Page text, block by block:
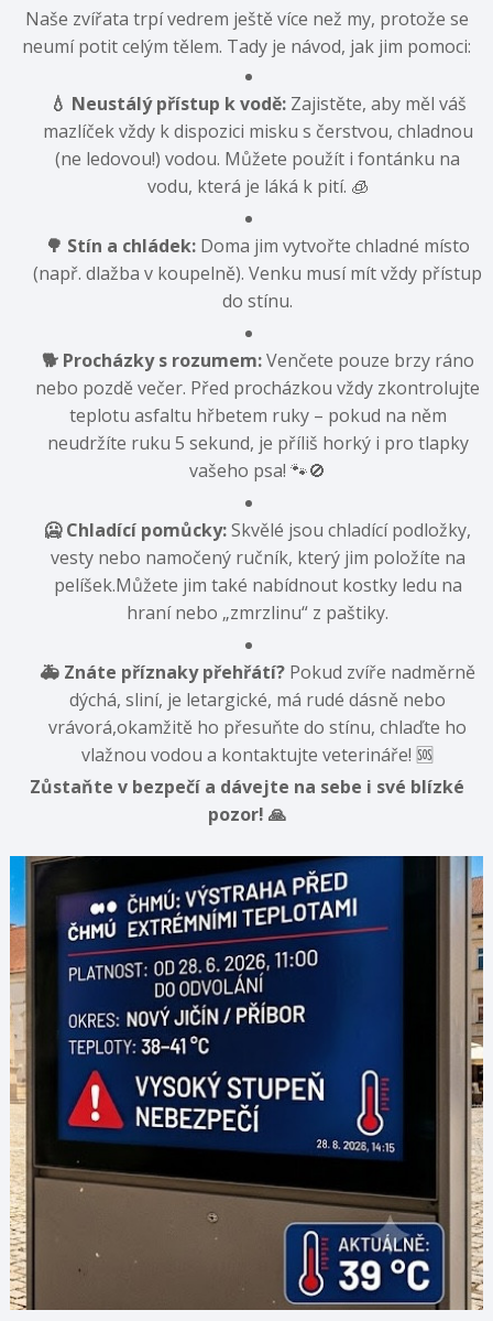
Naše zvířata trpí vedrem ještě více než my, protože se
neumí potit celým tělem. Tady je návod, jak jim pomoci:
💧 Neustálý přístup k vodě:Zajistěte, aby měl váš
mazlíček vždy k dispozici misku s čerstvou, chladnou
(ne ledovou!) vodou. Můžete použít i fontánku na
vodu, která je láká k pití. 🧊
🌳 Stín a chládek: Doma jim vytvořte chladné místo
(např. dlažba v koupelně). Venku musí mít vždy přístup
do stínu.
🐕 Procházky s rozumem:Venčete pouze brzy ráno
nebo pozdě večer. Před procházkou vždy zkontrolujte
teplotu asfaltu hřbetem ruky – pokud na něm
neudržíte ruku 5 sekund, je příliš horký i pro tlapky
vašeho psa! 🐾🚫
🥶 Chladící pomůcky:Skvělé jsou chladící podložky,
vesty nebo namočený ručník, který jim položíte na
pelíšek.Můžete jim také nabídnout kostky ledu na
hraní nebo „zmrzlinu“ z paštiky.
🚑 Znáte příznaky přehřátí? Pokud zvíře nadměrně
dýchá, sliní, je letargické, má rudé dásně nebo
vrávorá,okamžitě ho přesuňte do stínu, chlaďte ho
vlažnou vodou a kontaktujte veterináře! 🆘
Zůstaňte v bezpečí a dávejte na sebe i své blízké
pozor! 🙏